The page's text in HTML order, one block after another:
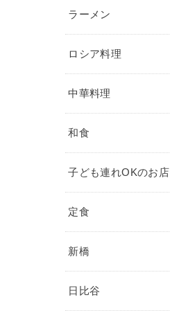
ラーメン
ロシア料理
中華料理
和食
子ども連れOKのお店
定食
新橋
日比谷